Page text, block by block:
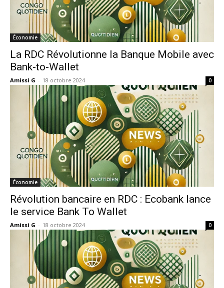
Économie
La RDC Révolutionne la Banque Mobile avec
Bank-to-Wallet
Amissi G - 18 octobre 2024 0
Économie
Révolution bancaire en RDC : Ecobank lance
le service Bank To Wallet
Amissi G - 18 octobre 2024 0